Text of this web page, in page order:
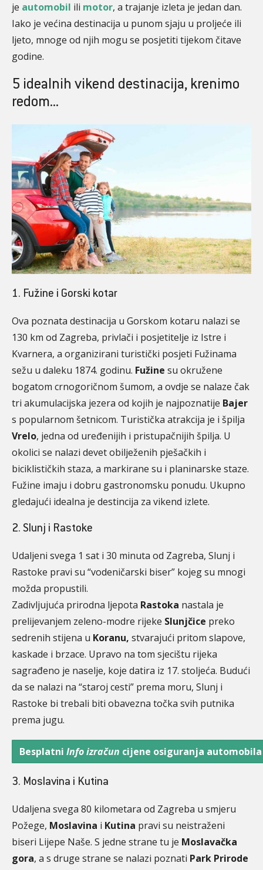
je automobil ili motor, a trajanje izleta je jedan dan.
Iako je većina destinacija u punom sjaju u proljeće ili
ljeto, mnoge od njih mogu se posjetiti tijekom čitave
godine.
5 idealnih vikend destinacija, krenimo
redom...
1. Fužine i Gorski kotar
Ova poznata destinacija u Gorskom kotaru nalazi se
130 km od Zagreba, privlači i posjetitelje iz Istre i
Kvarnera, a organizirani turistički posjeti Fužinama
sežu u daleku 1874. godinu. Fužine su okružene
bogatom crnogoričnom šumom, a ovdje se nalaze čak
tri akumulacijska jezera od kojih je najpoznatije Bajer
s popularnom šetnicom. Turistička atrakcija je i špilja
Vrelo, jedna od uređenijih i pristupačnijih špilja. U
okolici se nalazi devet obilježenih pješačkih i
biciklističkih staza, a markirane su i planinarske staze.
Fužine imaju i dobru gastronomsku ponudu. Ukupno
gledajući idealna je destincija za vikend izlete.
2. Slunj i Rastoke
Udaljeni svega 1 sat i 30 minuta od Zagreba, Slunj i
Rastoke pravi su “vodeničarski biser” kojeg su mnogi
možda propustili.
Zadivljujuća prirodna ljepota Rastoka nastala je
prelijevanjem zeleno-modre rijeke Slunjčice preko
sedrenih stijena u Koranu, stvarajući pritom slapove,
kaskade i brzace. Upravo na tom sjecištu rijeka
sagrađeno je naselje, koje datira iz 17. stoljeća. Budući
da se nalazi na “staroj cesti” prema moru, Slunj i
Rastoke bi trebali biti obavezna točka svih putnika
prema jugu.
Besplatni Info izračun cijene osiguranja
3. Moslavina i Kutina
Udaljena svega 80 kilometara od Zagreba u smjeru
Požege, Moslavina i Kutina pravi su neistraženi
biseri Lijepe Naše. S jedne strane tu je Moslavačka
gora, a s druge strane se nalazi poznati Park Prirode